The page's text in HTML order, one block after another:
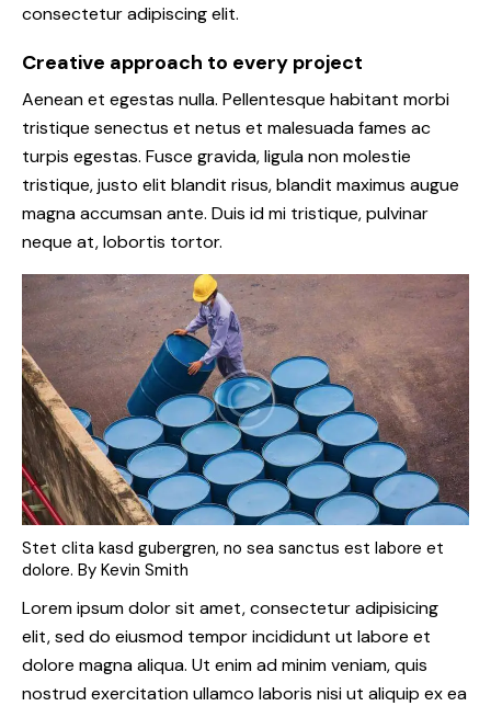
consectetur adipiscing elit.
Creative approach to every project
Aenean et egestas nulla. Pellentesque habitant morbi
tristique senectus et netus et malesuada fames ac
turpis egestas. Fusce gravida, ligula non molestie
tristique, justo elit blandit risus, blandit maximus augue
magna accumsan ante. Duis id mi tristique, pulvinar
neque at, lobortis tortor.
Stet clita kasd gubergren, no sea sanctus est labore et
dolore. By Kevin Smith
Lorem ipsum dolor sit amet, consectetur adipisicing
elit, sed do eiusmod tempor incididunt ut labore et
dolore magna aliqua. Ut enim ad minim veniam, quis
nostrud exercitation ullamco laboris nisi ut aliquip ex ea